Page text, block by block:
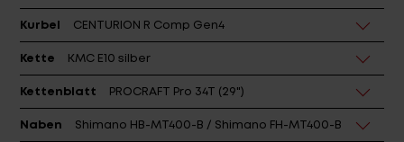
Kurbel CENTURION R Comp Gen4
Kette KMC E10 silber
Kettenblatt PROCRAFT Pro 34T (29")
Naben Shimano HB-MT400-B / Shimano FH-MT400-B